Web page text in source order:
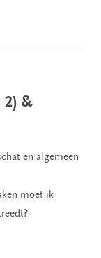
2) &
en algemeen
moet ik